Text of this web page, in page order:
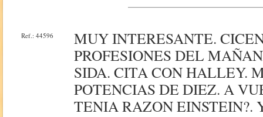
Ref.: 44596
MUY INTERESANTE.
PROFESIONES DEL
SIDA. CITA CON HALLEY.
POTENCIAS DE DIEZ. A
TENIA RAZON EINSTEIN?.